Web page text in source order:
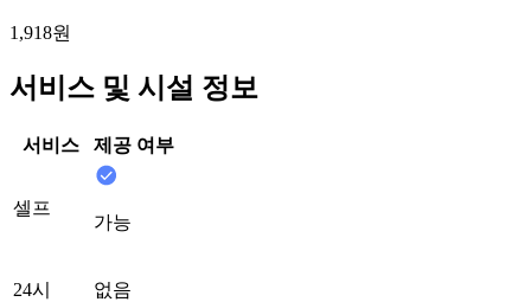
1,918원
서비스 및 시설 정보
서비스 제공 여부
셀프
가능
24시 없음